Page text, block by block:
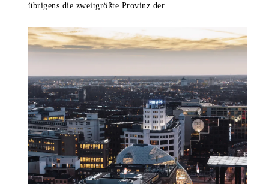
übrigens die zweitgrößte Provinz der…